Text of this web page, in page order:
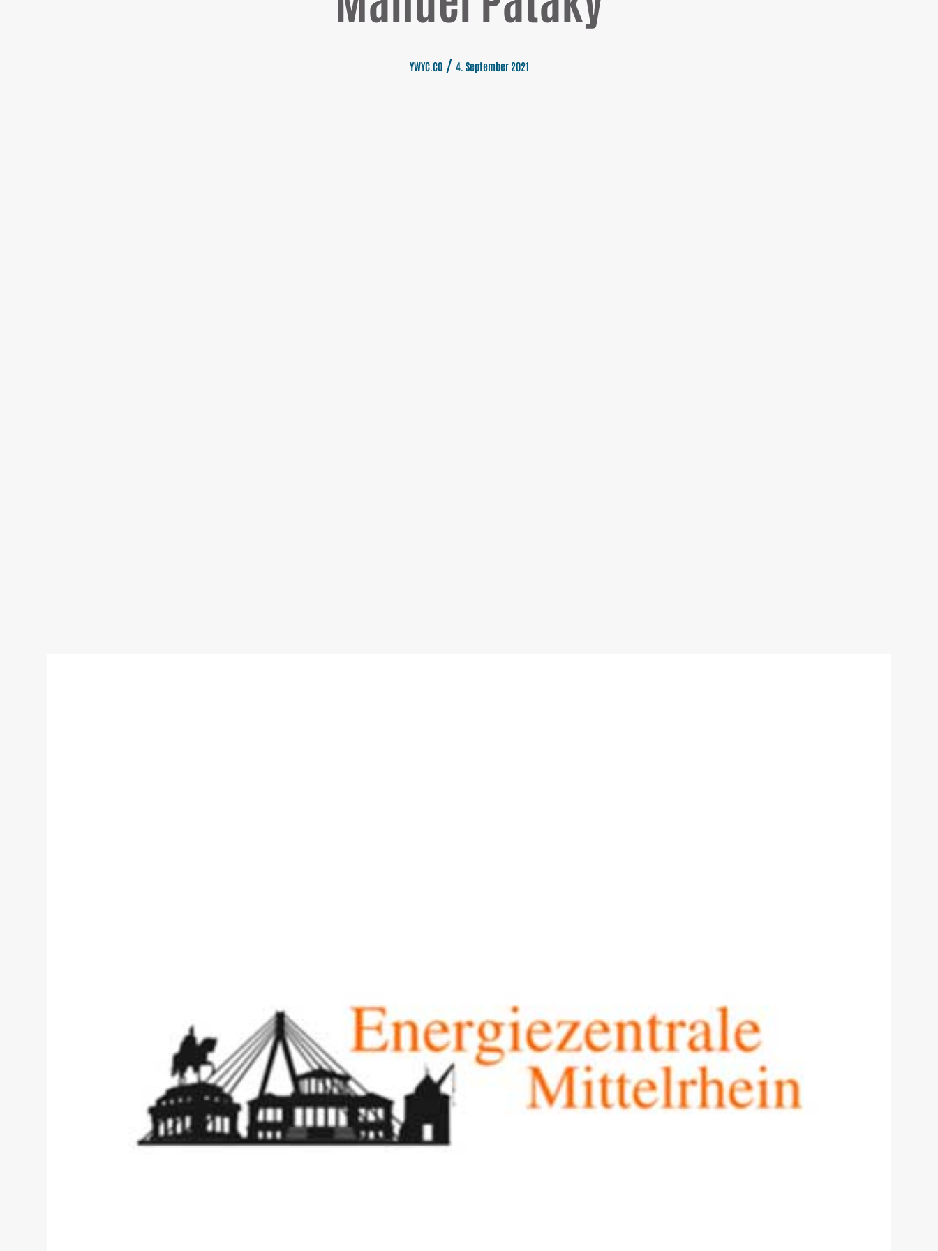
YWYC.CO 4. September 2021